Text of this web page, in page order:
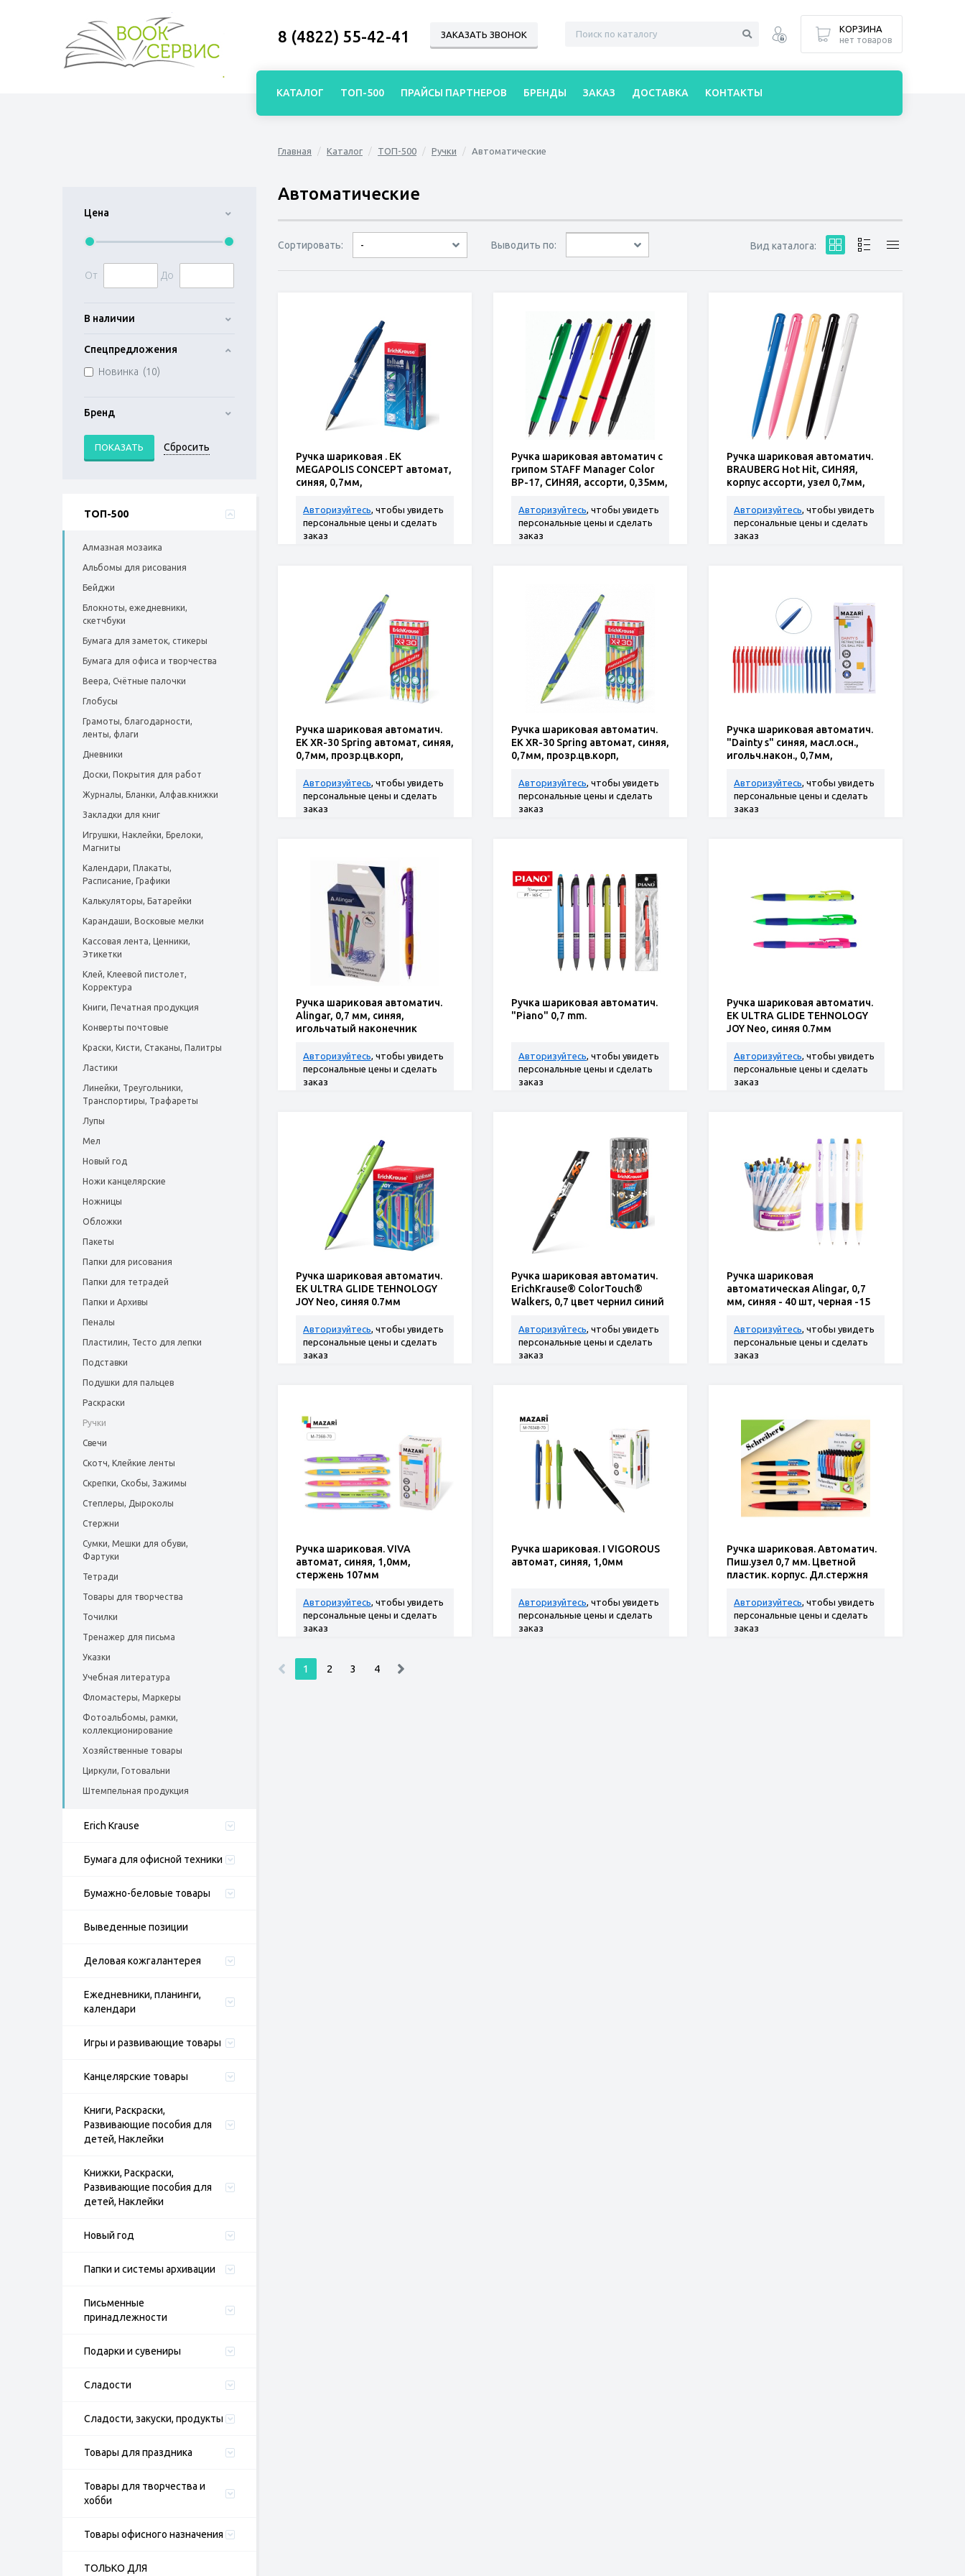
Цена
От До
В наличии
Спецпредложения
Новинка (10)
Бренд
ТОП-500
Алмазная мозаика
Альбомы для рисования
Бейджи
Блокноты, ежедневники,
скетчбуки
Бумага для заметок, стикеры
Бумага для офиса и творчества
Веера, Счётные палочки
Глобусы
Грамоты, благодарности,
ленты, флаги
Дневники
Доски, Покрытия для работ
Журналы, Бланки, Алфав.книжки
Закладки для книг
Игрушки, Наклейки, Брелоки,
Магниты
Календари, Плакаты,
Расписание, Графики
Калькуляторы, Батарейки
Карандаши, Восковые мелки
Кассовая лента, Ценники,
Этикетки
Клей, Клеевой пистолет,
Корректура
Книги, Печатная продукция
Конверты почтовые
Краски, Кисти, Стаканы, Палитры
Ластики
Линейки, Треугольники,
Транспортиры, Трафареты
Лупы
Мел
Новый год
Ножи канцелярские
Ножницы
Обложки
Пакеты
Папки для рисования
Папки для тетрадей
Папки и Архивы
Пеналы
Пластилин, Тесто для лепки
Подставки
Подушки для пальцев
Раскраски
Ручки
Свечи
Скотч, Клейкие ленты
Скрепки, Скобы, Зажимы
Степлеры, Дыроколы
Стержни
Сумки, Мешки для обуви,
Фартуки
Тетради
Товары для творчества
Точилки
Тренажер для письма
Указки
Учебная литература
Фломастеры, Маркеры
Фотоальбомы, рамки,
коллекционирование
Хозяйственные товары
Циркули, Готовальни
Штемпельная продукция
Erich Krause
Бумага для офисной техники
Бумажно-беловые товары
Выведенные позиции
Деловая кожгалантерея
Ежедневники, планинги,
календари
Игры и развивающие товары
Канцелярские товары
Книги, Раскраски,
Развивающие пособия для
детей, Наклейки
Книжки, Раскраски,
Развивающие пособия для
детей, Наклейки
Новый год
Папки и системы архивации
Письменные
принадлежности
Подарки и сувениры
Сладости
Сладости, закуски, продукты
Товары для праздника
Товары для творчества и
хобби
Товары офисного назначения
ТОЛЬКО ДЛЯ
Главная Каталог ТОП-500 Ручки Автоматические
Автоматические
Сортировать: -
по дате
по популярности
сначала дешёвые
сначала дорогие
Выводить по: Вид каталога:
Ручка шариковая . ЕК
MEGAPOLIS CONCEPT автомат,
синяя, 0,7мм,
Авторизуйтесь, чтобы увидеть
персональные цены и сделать
заказ
Ручка шариковая автоматич с
грипом STAFF Manager Color
BP-17, СИНЯЯ, ассорти, 0,35мм,
Авторизуйтесь, чтобы увидеть
персональные цены и сделать
заказ
Ручка шариковая автоматич.
BRAUBERG Hot Hit, СИНЯЯ,
корпус ассорти, узел 0,7мм,
Авторизуйтесь, чтобы увидеть
персональные цены и сделать
заказ
Ручка шариковая автоматич.
ЕК XR-30 Spring автомат, синяя,
0,7мм, прозр.цв.корп,
Авторизуйтесь, чтобы увидеть
персональные цены и сделать
заказ
Ручка шариковая автоматич.
ЕК XR-30 Spring автомат, синяя,
0,7мм, прозр.цв.корп,
Авторизуйтесь, чтобы увидеть
персональные цены и сделать
заказ
Ручка шариковая автоматич.
"Dainty s" синяя, масл.осн.,
игольч.након., 0,7мм,
Авторизуйтесь, чтобы увидеть
персональные цены и сделать
заказ
Ручка шариковая автоматич.
Alingar, 0,7 мм, синяя,
игольчатый наконечник
Авторизуйтесь, чтобы увидеть
персональные цены и сделать
заказ
Ручка шариковая автоматич.
"Piano" 0,7 mm.
Авторизуйтесь, чтобы увидеть
персональные цены и сделать
заказ
Ручка шариковая автоматич.
ЕК ULTRA GLIDE TEHNOLOGY
JOY Neo, синяя 0.7мм
Авторизуйтесь, чтобы увидеть
персональные цены и сделать
заказ
Ручка шариковая автоматич.
ЕК ULTRA GLIDE TEHNOLOGY
JOY Neo, синяя 0.7мм
Авторизуйтесь, чтобы увидеть
персональные цены и сделать
заказ
Ручка шариковая автоматич.
ErichKrause® ColorTouch®
Walkers, 0,7 цвет чернил синий
Авторизуйтесь, чтобы увидеть
персональные цены и сделать
заказ
Ручка шариковая
автоматическая Alingar, 0,7
мм, синяя - 40 шт, черная -15
Авторизуйтесь, чтобы увидеть
персональные цены и сделать
заказ
Ручка шариковая. VIVA
автомат, синяя, 1,0мм,
стержень 107мм
Авторизуйтесь, чтобы увидеть
персональные цены и сделать
заказ
Ручка шариковая. I VIGOROUS
автомат, синяя, 1,0мм
Авторизуйтесь, чтобы увидеть
персональные цены и сделать
заказ
Ручка шариковая. Автоматич.
Пиш.узел 0,7 мм. Цветной
пластик. корпус. Дл.стержня
Авторизуйтесь, чтобы увидеть
персональные цены и сделать
заказ
1 2 3 4
8 (4822) 55-42-41 ЗАКАЗАТЬ ЗВОНОК
КОРЗИНА
нет товаров
КАТАЛОГ ТОП-500 ПРАЙСЫ ПАРТНЕРОВ БРЕНДЫ ЗАКАЗ ДОСТАВКА КОНТАКТЫ